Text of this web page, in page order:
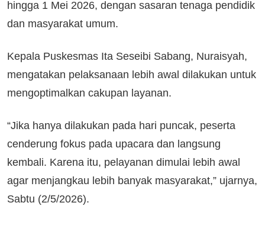
hingga 1 Mei 2026, dengan sasaran tenaga pendidik
dan masyarakat umum.
Kepala Puskesmas Ita Seseibi Sabang, Nuraisyah,
mengatakan pelaksanaan lebih awal dilakukan untuk
mengoptimalkan cakupan layanan.
“Jika hanya dilakukan pada hari puncak, peserta
cenderung fokus pada upacara dan langsung
kembali. Karena itu, pelayanan dimulai lebih awal
agar menjangkau lebih banyak masyarakat,” ujarnya,
Sabtu (2/5/2026).